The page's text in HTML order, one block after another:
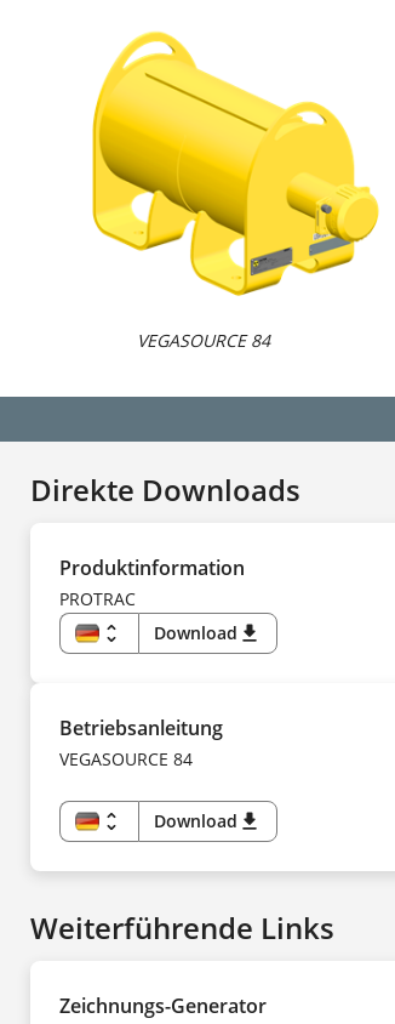
VEGASOURCE 84
Direkte Downloads
Produktinformation
PROTRAC
unfold_more
DE
DA
ES
FI
FR
IT
KK
KO
NO
TR
UK
Download download
Betriebsanleitung
VEGASOURCE 84
unfold_more
DE
FI
FR
KO
Download download
Weiterführende Links
Zeichnungs-Generator